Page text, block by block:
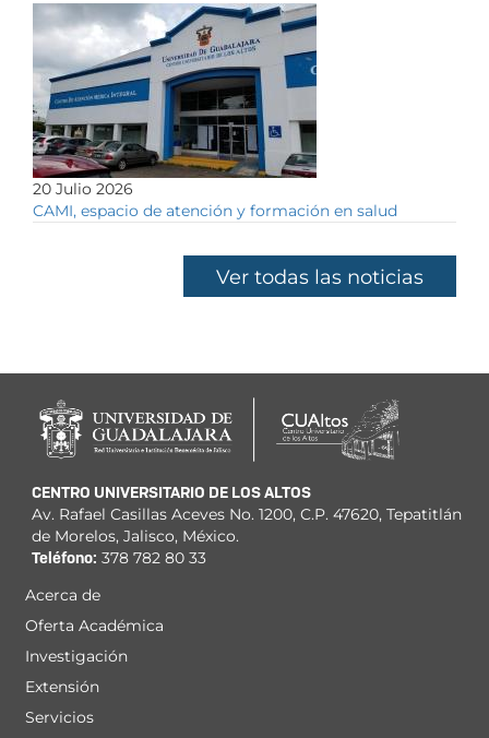
20 Julio 2026
CAMI, espacio de atención y formación en salud
Ver todas las noticias
CENTRO UNIVERSITARIO DE LOS ALTOS
Av. Rafael Casillas Aceves No. 1200, C.P. 47620, Tepatitlán
de Morelos, Jalisco, México.
Teléfono: 378 782 80 33
Menú
principal
Acerca de
Oferta Académica
Investigación
Extensión
Servicios